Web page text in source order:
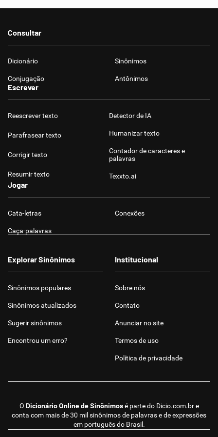
Consultar
Dicionário Sinônimos
Conjugação Antônimos
Escrever
Reescrever texto
Parafrasear texto
Corrigir texto
Resumir texto
Detector de IA
Humanizar texto
Contador de caracteres e
palavras
Texxto.ai
Jogar
Cata-letras Conexões
Caça-palavras
O Dicionário Online de Sinônimosé parte do Dicio.com.bre
conta com mais de 30 mil sinônimos de palavras e de expressões
em português do Brasil.
Explorar Sinônimos
Sinônimos populares
Sinônimos atualizados
Sugerir sinônimos
Encontrou um erro?
Institucional
Sobre nós
Contato
Anunciar no site
Termos de uso
Política de privacidade